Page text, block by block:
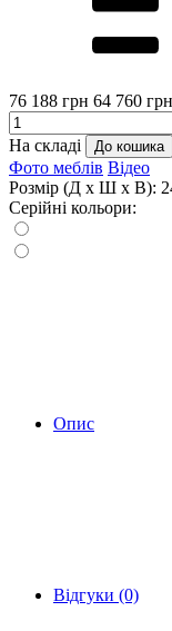
76 188 грн 64 760 грн
На складі До кошика
Фото меблів Відео
Розмір (Д x Ш x В):
Серійні кольори:
Опис
Відгуки (0)